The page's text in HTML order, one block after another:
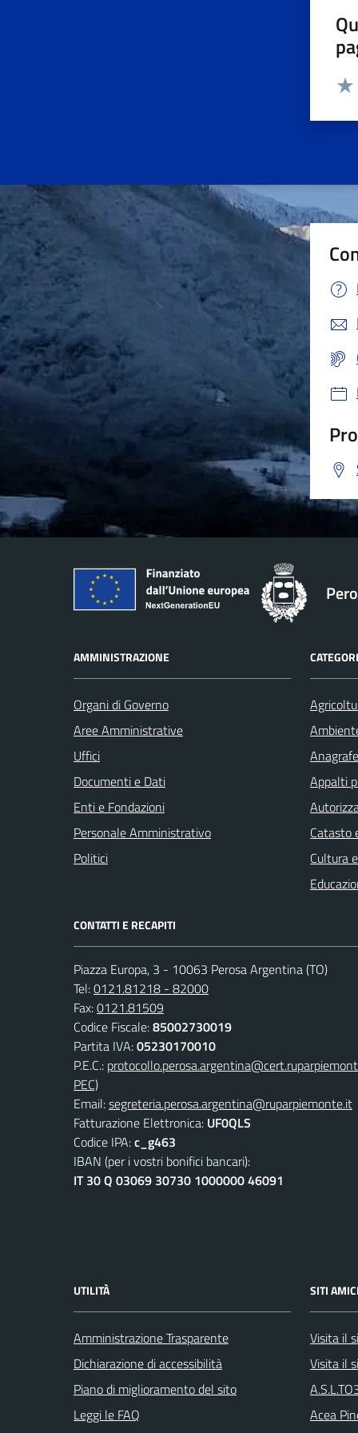
AMMINISTRAZIONE
Organi di Governo
Aree Amministrative
Uffici
Documenti e Dati
Enti e Fondazioni
Personale Amministrativo
Politici
Appalti
Catasto
Cultura
CONTATTI E RECAPITI
Piazza Europa, 3 - 10063 Perosa Argentina (TO)
Tel:0121.81218 - 82000
Fax:0121.81509
Codice Fiscale:85002730019
Partita IVA:05230170010
P.E.C.:
PEC)
Email:segreteria.perosa.argentina@ruparpiemonte.it
Fatturazione Elettronica: UF0QLS
Codice IPA:c_g463
IBAN (per i vostri bonifici bancari):
IT 30 Q 03069 30730 1000000 46091
UTILITÀ
Amministrazione Trasparente
Dichiarazione di accessibilità
Piano di miglioramento del sito
Leggi le FAQ
SITI AMICI
Visita il
Visita il
Acea